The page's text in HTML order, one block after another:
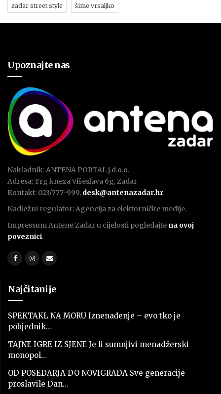
zadar street style šime vrsaljko
Upoznajte nas
Nakladnik: ANTENA PORTAL j.d.o.o.
Adresa: Trg kneza Višeslava 6g, Zadar
Kontakt: 023/777-999, desk@antenazadar.hr
Nadležni regulator: Agencija za elektorničke medije.
Impressum Antene Zadar u cijelosti pogledajte na ovoj
poveznici.
Najčitanije
SPEKTAKL NA MORU Iznenađenje – evo tko je
pobjednik…
TAJNE IGRE IZ SJENE Je li sumnjivi menadžerski
monopol…
OD POSEDARJA DO NOVIGRADA Sve generacije
proslavile Dan…